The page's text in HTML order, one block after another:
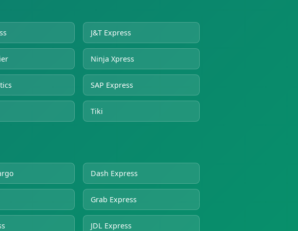
J&T Express
Ninja Xpress
SAP Express
Tiki
Dash Express
Grab Express
JDL Express